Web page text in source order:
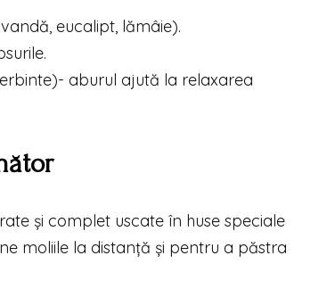
eucalipt, lămâie).
aburul ajută la relaxarea
și complet uscate în huse speciale
moliile la distanță și pentru a păstra